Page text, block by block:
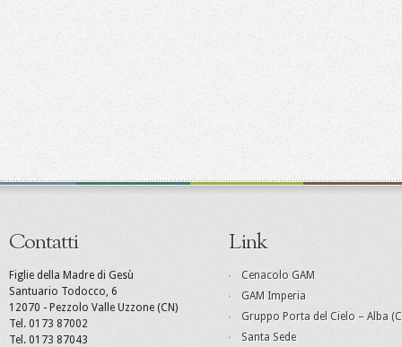
Contatti
Figlie della Madre di Gesù
Santuario Todocco, 6
12070 - Pezzolo Valle Uzzone (CN)
Tel. 0173 87002
Tel. 0173 87043
Link
Cenacolo GAM
GAM Imperia
Gruppo Porta del Cielo – Alba
Santa Sede